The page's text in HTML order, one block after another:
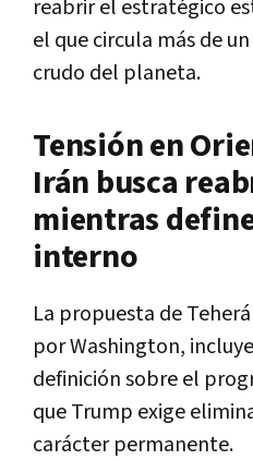
reabrir el estratégico
el que circula más de
crudo del planeta.
Tensión en
Irán busca
mientras
interno
La propuesta de
por Washington,
definición sobre el
que Trump exige
carácter permanente.